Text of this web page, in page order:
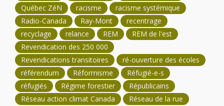
Québec ZéN
racisme
racisme systémique
Radio-Canada
Ray-Mont
recentrage
recyclage
relance REM
REM de l'est
Revendication des 250 000
Revendications transitoires
ré-ouverture des écoles
référendum
Réformisme
Réfugié-e-s
réfugiés
Régime forestier
Républicains
Réseau action climat Canada
Réseau de la rue